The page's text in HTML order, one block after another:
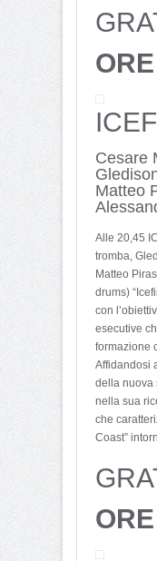
ORE
Cesare
Matteo
Alle 20,45
tromba,
Matteo
drums)
con
esecutive
formazione
Affidandosi
della nuova
nella sua
che
Coast”
ORE